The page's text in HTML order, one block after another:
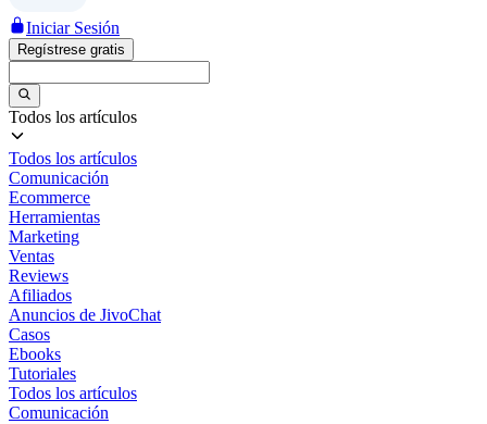
Iniciar Sesión
Regístrese gratis
Todos los artículos
Todos los artículos
Comunicación
Ecommerce
Herramientas
Marketing
Ventas
Reviews
Afiliados
Anuncios de JivoChat
Casos
Ebooks
Tutoriales
Todos los artículos
Comunicación